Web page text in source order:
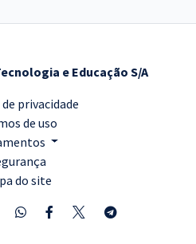
e Educação S/A
privacidade
de uso
do site